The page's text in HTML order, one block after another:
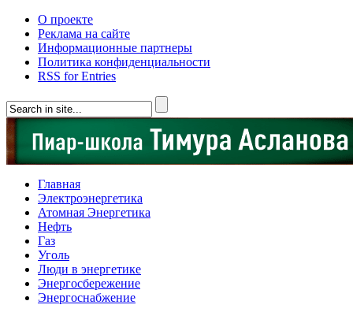
О проекте
Реклама на сайте
Информационные партнеры
Политика конфиденциальности
RSS for Entries
Главная
Электроэнергетика
Атомная Энергетика
Нефть
Газ
Уголь
Люди в энергетике
Энергосбережение
Энергоснабжение